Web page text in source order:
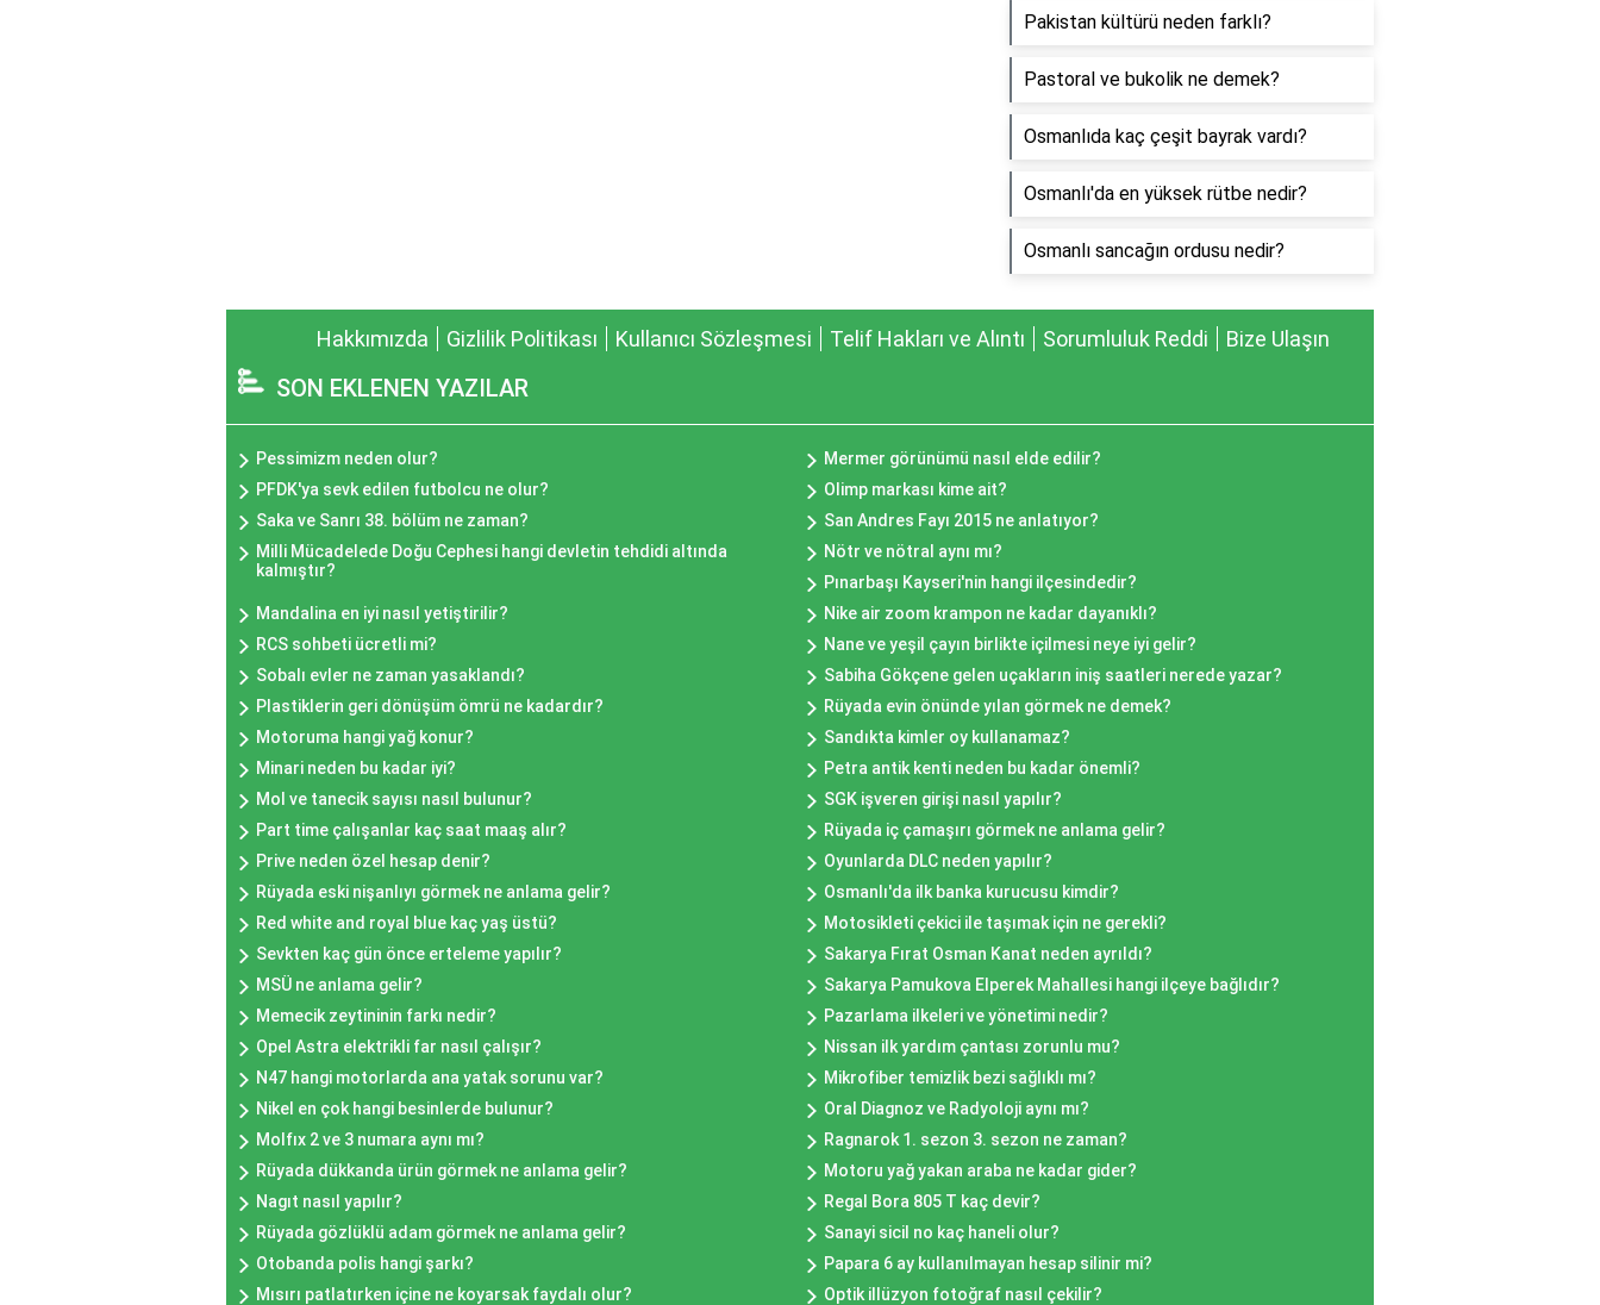
Pakistan kültürü neden farklı?
Pastoral ve bukolik ne demek?
Osmanlıda kaç çeşit bayrak vardı?
Osmanlı'da en yüksek rütbe nedir?
Osmanlı sancağın ordusu nedir?
Hakkımızda Gizlilik Politikası Kullanıcı Sözleşmesi Telif Hakları ve Alıntı Sorumluluk Reddi Bize Ulaşın
SON EKLENEN YAZILAR
Pessimizm neden olur?
Mermer görünümü nasıl elde edilir?
PFDK'ya sevk edilen futbolcu ne olur?
Olimp markası kime ait?
Saka ve Sanrı 38. bölüm ne zaman?
San Andres Fayı 2015 ne anlatıyor?
Milli Mücadelede Doğu Cephesi hangi devletin tehdidi altında
kalmıştır?
Nötr ve nötral aynı mı?
Pınarbaşı Kayseri'nin hangi ilçesindedir?
Mandalina en iyi nasıl yetiştirilir?
Nike air zoom krampon ne kadar dayanıklı?
RCS sohbeti ücretli mi?
Nane ve yeşil çayın birlikte içilmesi neye iyi gelir?
Sobalı evler ne zaman yasaklandı?
Sabiha Gökçene gelen uçakların iniş saatleri nerede yazar?
Plastiklerin geri dönüşüm ömrü ne kadardır?
Rüyada evin önünde yılan görmek ne demek?
Motoruma hangi yağ konur?
Sandıkta kimler oy kullanamaz?
Minari neden bu kadar iyi?
Petra antik kenti neden bu kadar önemli?
Mol ve tanecik sayısı nasıl bulunur?
SGK işveren girişi nasıl yapılır?
Part time çalışanlar kaç saat maaş alır?
Rüyada iç çamaşırı görmek ne anlama gelir?
Prive neden özel hesap denir?
Oyunlarda DLC neden yapılır?
Rüyada eski nişanlıyı görmek ne anlama gelir?
Osmanlı'da ilk banka kurucusu kimdir?
Red white and royal blue kaç yaş üstü?
Motosikleti çekici ile taşımak için ne gerekli?
Sevkten kaç gün önce erteleme yapılır?
Sakarya Fırat Osman Kanat neden ayrıldı?
MSÜ ne anlama gelir?
Sakarya Pamukova Elperek Mahallesi hangi ilçeye bağlıdır?
Memecik zeytininin farkı nedir?
Pazarlama ilkeleri ve yönetimi nedir?
Opel Astra elektrikli far nasıl çalışır?
Nissan ilk yardım çantası zorunlu mu?
N47 hangi motorlarda ana yatak sorunu var?
Mikrofiber temizlik bezi sağlıklı mı?
Nikel en çok hangi besinlerde bulunur?
Oral Diagnoz ve Radyoloji aynı mı?
Molfıx 2 ve 3 numara aynı mı?
Ragnarok 1. sezon 3. sezon ne zaman?
Rüyada dükkanda ürün görmek ne anlama gelir?
Motoru yağ yakan araba ne kadar gider?
Nagıt nasıl yapılır?
Regal Bora 805 T kaç devir?
Rüyada gözlüklü adam görmek ne anlama gelir?
Sanayi sicil no kaç haneli olur?
Otobanda polis hangi şarkı?
Papara 6 ay kullanılmayan hesap silinir mi?
Mısırı patlatırken içine ne koyarsak faydalı olur?
Optik illüzyon fotoğraf nasıl çekilir?